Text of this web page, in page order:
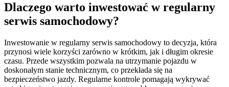
Dlaczego warto inwestować w regularny
serwis samochodowy?
Inwestowanie w regularny serwis samochodowy to decyzja, która
przynosi wiele korzyści zarówno w krótkim, jak i długim okresie
czasu. Przede wszystkim pozwala na utrzymanie pojazdu w
doskonałym stanie technicznym, co przekłada się na
bezpieczeństwo jazdy. Regularne kontrole pomagają wykrywać